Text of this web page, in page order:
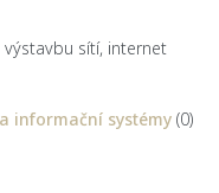
sítí, internet
informační systémy (0)